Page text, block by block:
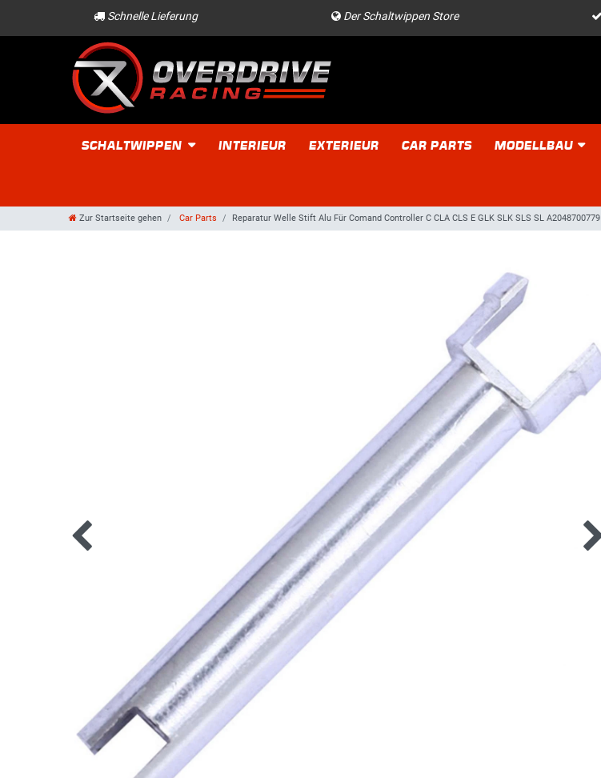
Schnelle Lieferung Der Schaltwippen Store
SCHALTWIPPEN INTERIEUR EXTERIEUR CAR PARTS MODELLBAU
Zur Startseite gehen Car Parts Reparatur Welle Stift Alu Für Comand Controller C CLA CLS E GLK SLK SLS SL A2048700779